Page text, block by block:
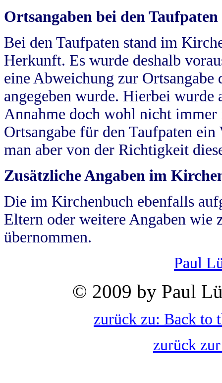
Ortsangaben bei den Taufpaten
Bei den Taufpaten stand im
Herkunft. Es wurde deshalb
eine Abweichung zur
angegeben wurde. Hierbei wurde
Annahme doch wohl nicht
Ortsangabe für den Taufpaten
man aber von der Richtigkeit
Zusätzliche Angaben im
Die im Kirchenbuch ebenfalls
Eltern oder weitere Angaben wie
übernommen.
Paul
© 2009 by Paul
zurück zu: Back to
zurück